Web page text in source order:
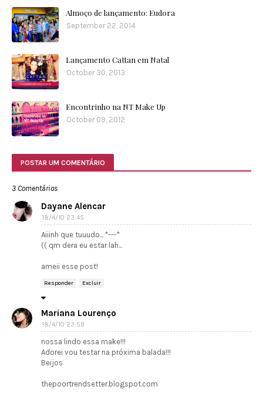
Almoço de lançamento: Eudora
September 22, 2014
Lançamento Cattan em Natal
October 30, 2013
Encontrinho na NT Make Up
October 09, 2012
POSTAR UM COMENTÁRIO
3 Comentários
Dayane Alencar
18/4/10 23:45
Aiiinh que tuuudo... *---*
(( qm dera eu estar lah...
ameii esse post!
Responder Excluir
Mariana Lourenço
18/4/10 23:59
nossa lindo essa make!!!
Adorei vou testar na próxima balada!!!
Beijos
thepoortrendsetter.blogspot.com